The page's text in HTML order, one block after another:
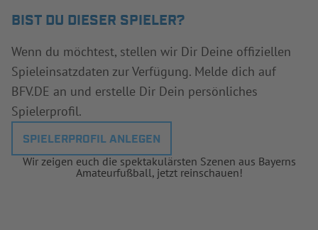
BIST DU DIESER SPIELER?
Wenn du möchtest, stellen wir Dir Deine offiziellen
Spieleinsatzdaten zur Verfügung. Melde dich auf
BFV.DE an und erstelle Dir Dein persönliches
Spielerprofil.
SPIELERPROFIL ANLEGEN
Wir zeigen euch die spektakulärsten Szenen aus Bayerns
Amateurfußball, jetzt reinschauen!